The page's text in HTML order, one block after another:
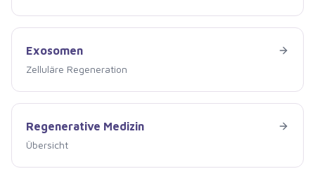
Exosomen
Zelluläre Regeneration
Exosomen
Regenerative Medizin
Übersicht
Regenerative Medizin